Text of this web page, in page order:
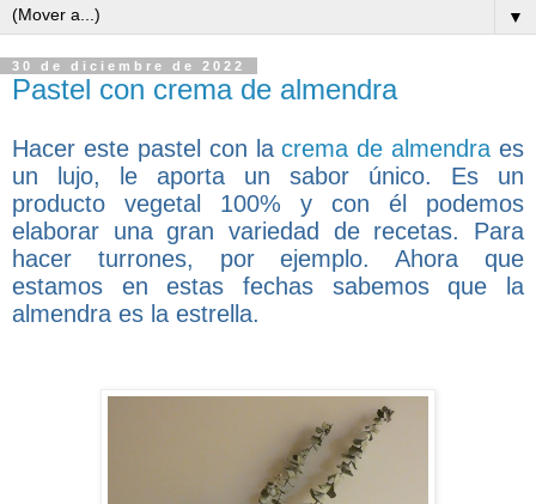
▼
30 de diciembre de 2022
Pastel con crema de almendra
Hacer este pastel con lacrema de almendra es
un lujo, le aporta un sabor único. Es un
producto vegetal 100% y con él podemos
elaborar una gran variedad de recetas. Para
hacer turrones, por ejemplo. Ahora que
estamos en estas fechas sabemos que la
almendra es la estrella.